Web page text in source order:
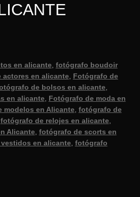
en alicante, fotógrafo boudoir
actores en alicante, Fotógrafo de
de bolsos en alicante,
en alicante, Fotógrafo de moda en
modelos en Alicante, fotógrafo de
fotógrafo de relojes en alicante,
Alicante, fotógrafo de scorts en
en alicante, fotógrafo